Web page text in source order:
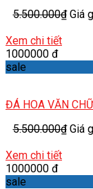
5.500.000₫ Giá
Xem chi tiết
1000000 đ
sale
ĐÁ HOA VĂN
5.500.000₫ Giá
Xem chi tiết
1000000 đ
sale